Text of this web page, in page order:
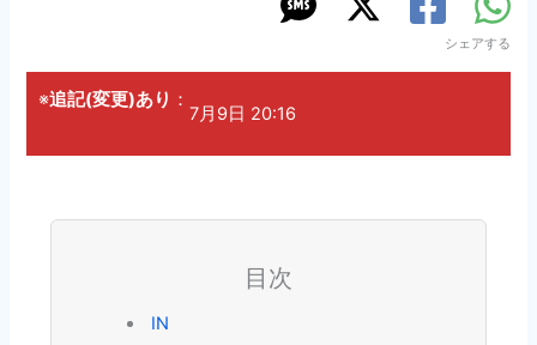
シェアする
※追記(変更)あり ：
7月9日 20:16
目次
IN